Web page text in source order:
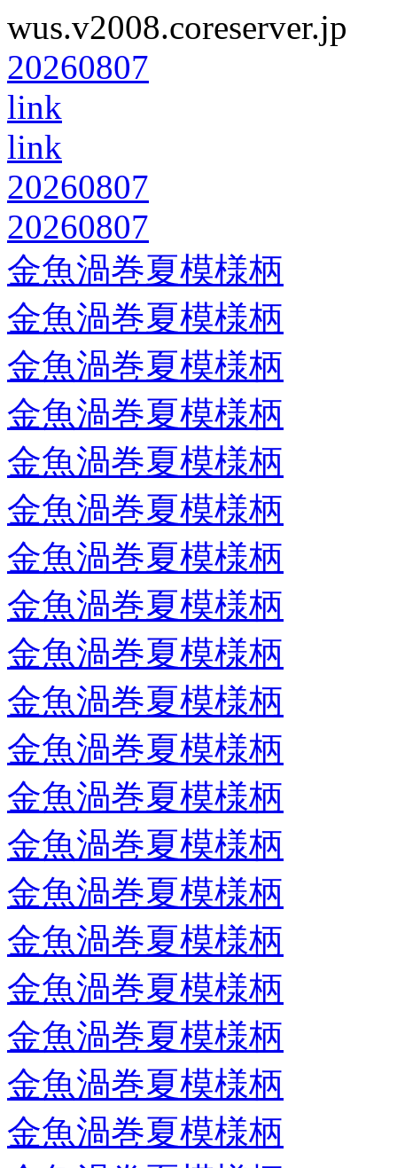
wus.v2008.coreserver.jp
20260807
link
link
20260807
20260807
金魚渦巻夏模様柄
金魚渦巻夏模様柄
金魚渦巻夏模様柄
金魚渦巻夏模様柄
金魚渦巻夏模様柄
金魚渦巻夏模様柄
金魚渦巻夏模様柄
金魚渦巻夏模様柄
金魚渦巻夏模様柄
金魚渦巻夏模様柄
金魚渦巻夏模様柄
金魚渦巻夏模様柄
金魚渦巻夏模様柄
金魚渦巻夏模様柄
金魚渦巻夏模様柄
金魚渦巻夏模様柄
金魚渦巻夏模様柄
金魚渦巻夏模様柄
金魚渦巻夏模様柄